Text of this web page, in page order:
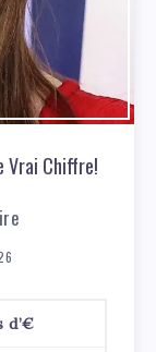
Vrai Chiffre!
d’€